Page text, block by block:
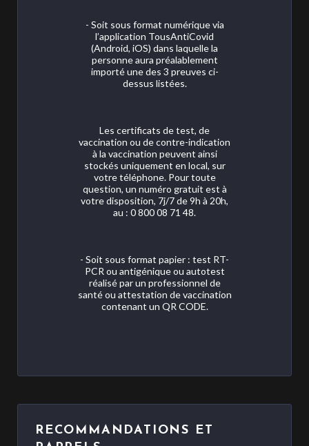
- Soit sous format numérique via
l’application TousAntiCovid
(Android, iOS) dans laquelle la
personne aura préalablement
importé une des 3 preuves ci-
dessus listées.
Les certificats de test, de
vaccination ou de contre-indication
à la vaccination peuvent ainsi
stockés uniquement en local, sur
votre téléphone. Pour toute
question, un numéro gratuit est à
votre disposition, 7j/7 de 9h à 20h,
au : 0 800 08 71 48.
- Soit sous format papier : test RT-
PCR ou antigénique ou autotest
réalisé par un professionnel de
santé ou attestation de vaccination
contenant un QR CODE.
RECOMMANDATIONS ET